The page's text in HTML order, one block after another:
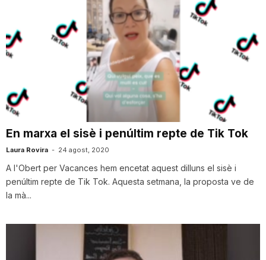
r
a
En marxa el sisè i penúltim repte de Tik Tok
Laura Rovira - 24 agost, 2020
A l'Obert per Vacances hem encetat aquest dilluns el sisè i
penúltim repte de Tik Tok. Aquesta setmana, la proposta ve de
la mà...